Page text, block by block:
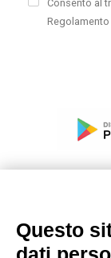
Consento al
Regolamento
Modello
Questo